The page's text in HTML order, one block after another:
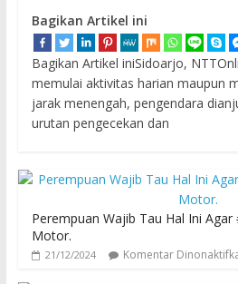
Bagikan Artikel ini
Bagikan Artikel iniSidoarjo,
memulai aktivitas harian maupun
jarak menengah, pengendara
urutan pengecekan dan
Perempuan Wajib Tau Hal Ini Agar
Motor.
21/12/2024 Komentar